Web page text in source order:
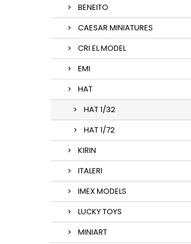
BENEITO
CAESAR MINIATURES
CRI.EL.MODEL
EMI
HAT
HAT 1/32
HAT 1/72
KIRIN
ITALERI
IMEX MODELS
LUCKY TOYS
MINIART